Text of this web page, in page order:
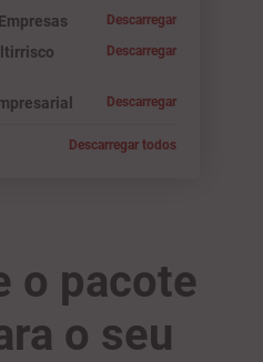
Descarregar
Descarregar
Descarregar
Descarregar todos
o pacote
o seu